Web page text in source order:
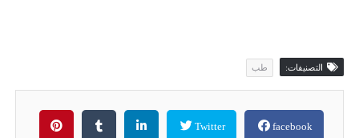
التصنيفات: طب
facebook
Twitter